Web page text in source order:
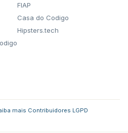
FIAP
Casa do Codigo
Hipsters.tech
mais Contribuidores LGPD